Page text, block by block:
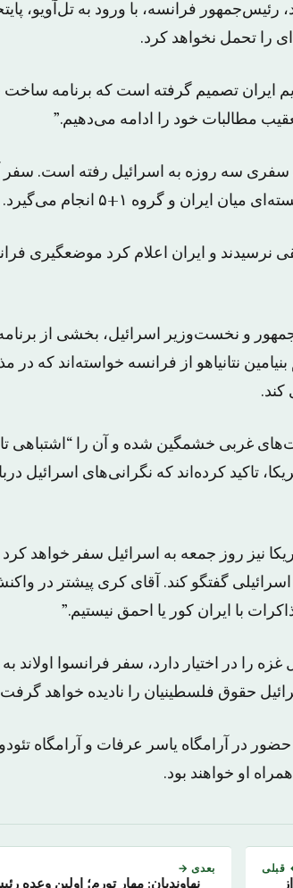
رئیس‌جمهور فرانسه، با ورود به تل‌آویو،
را تحمل نخواهد کرد.
ایران تصمیم گرفته است که برنامه ساخت
مطالبات خود را ادامه می‌دهیم.”
۱۷ نوامبر (۲۶ آبان) برای سفری سه روزه به اسرائیل رفته
و گروه ۱+۵ انجام می‌گیرد.
نرسیدند و ایران اعلام کرد موضعگیری
جمهور و نخست‌وزیر اسرائیل، بخشی از
نتانیاهو از فرانسه خواسته‌اند که در
کند.
غربی خشمگین شده و آن را “اشتباهی
تاکید کرده‌اند که نگرانی‌های اسرائیل
نیز روز جمعه به اسرائیل سفر خواهد کرد
ایران و ۱+۵ با مقام‌های اسرائیلی گفتگو کند. آقای کری پیشتر
با ایران کور یا احمق نیستیم.”
در اختیار دارد، سفر فرانسوا اولاند به
حقوق فلسطینیان را نادیده خواهد
در آرامگاه یاسر عرفات و آرامگاه
او خواهند بود.
قبلی بعدی →
نهاوندیان: مهار تورم؛ اولین وعده